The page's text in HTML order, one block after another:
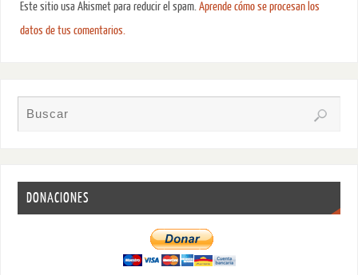
Este sitio usa Akismet para reducir el spam.Aprende cómo se procesan los
datos de tus comentarios.
DONACIONES